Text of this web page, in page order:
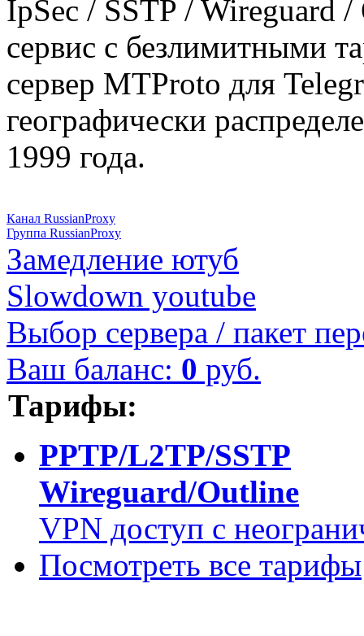
IpSec / SSTP / Wireguard
сервис с безлимитными
сервер MTProto для
географически
1999 года.
Канал RussianProxy
Группа RussianProxy
Замедление ютуб
Slowdown youtube
Выбор сервера / пакет
Ваш баланс: 0 руб.
Тарифы:
PPTP/L2TP/SSTP
Wireguard/Outline
VPN доступ с
Посмотреть все тарифы